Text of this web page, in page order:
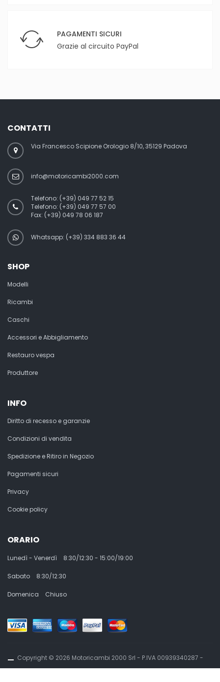
PAGAMENTI SICURI
Grazie al circuito PayPal
CONTATTI
Via Francesco Scipione Orologio 8/10, 35129 Padova
info@motoricambi2000.com
Telefono: (+39) 049 77 52 15
Telefono: (+39) 049 77 57 00
Fax: (+39) 049 78 06 187
Whatsapp: (+39) 334 883 36 44
SHOP
Modelli
Ricambi
Caschi
Accessori e Abbigliamento
Restauro vespa
Produttore
INFO
Diritto di recesso e garanzie
Condizioni di vendita
Spedizione e Ritiro in Negozio
Pagamenti sicuri
Privacy
Cookie policy
ORARIO
Lunedì - Venerdì 8:30/12:30 - 15:00/19:00
Sabato 8:30/12:30
Domenica Chiuso
Copyright © 2026 Motoricambi 2000 Srl - P.IVA 00939340287 -